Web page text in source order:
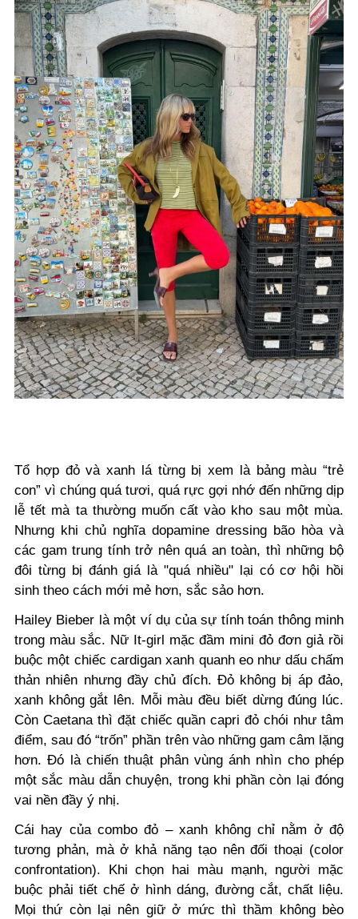
Tổ hợp đỏ và xanh lá từng bị xem là bảng màu “trẻ
con” vì chúng quá tươi, quá rực gợi nhớ đến những dịp
lễ tết mà ta thường muốn cất vào kho sau một mùa.
Nhưng khi chủ nghĩa dopamine dressing bão hòa và
các gam trung tính trở nên quá an toàn, thì những bộ
đôi từng bị đánh giá là "quá nhiều" lại có cơ hội hồi
sinh theo cách mới mẻ hơn, sắc sảo hơn.
Hailey Bieber là một ví dụ của sự tính toán thông minh
trong màu sắc. Nữ It-girl mặc đầm mini đỏ đơn giả rồi
buộc một chiếc cardigan xanh quanh eo như dấu chấm
thản nhiên nhưng đầy chủ đích. Đỏ không bị áp đảo,
xanh không gắt lên. Mỗi màu đều biết dừng đúng lúc.
Còn Caetana thì đặt chiếc quần capri đỏ chói như tâm
điểm, sau đó “trốn” phần trên vào những gam câm lặng
hơn. Đó là chiến thuật phân vùng ánh nhìn cho phép
một sắc màu dẫn chuyện, trong khi phần còn lại đóng
vai nền đầy ý nhị.
Cái hay của combo đỏ – xanh không chỉ nằm ở độ
tương phản, mà ở khả năng tạo nên đối thoại (color
confrontation). Khi chọn hai màu mạnh, người mặc
buộc phải tiết chế ở hình dáng, đường cắt, chất liệu.
Mọi thứ còn lại nên giữ ở mức thì thầm không bèo